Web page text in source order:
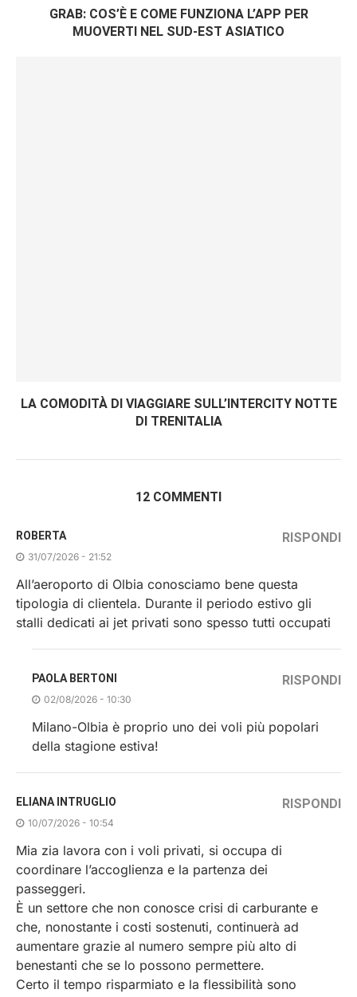
GRAB: COS’È E COME FUNZIONA L’APP PER
MUOVERTI NEL SUD-EST ASIATICO
LA COMODITÀ DI VIAGGIARE SULL’INTERCITY NOTTE
DI TRENITALIA
12 COMMENTI
ROBERTA
31/07/2026 - 21:52
All’aeroporto di Olbia conosciamo bene questa
tipologia di clientela. Durante il periodo estivo gli
stalli dedicati ai jet privati sono spesso tutti occupati
RISPONDI
PAOLA BERTONI
02/08/2026 - 10:30
Milano-Olbia è proprio uno dei voli più popolari
della stagione estiva!
RISPONDI
ELIANA INTRUGLIO
10/07/2026 - 10:54
Mia zia lavora con i voli privati, si occupa di
coordinare l’accoglienza e la partenza dei
passeggeri.
È un settore che non conosce crisi di carburante e
che, nonostante i costi sostenuti, continuerà ad
aumentare grazie al numero sempre più alto di
benestanti che se lo possono permettere.
Certo il tempo risparmiato e la flessibilità sono
RISPONDI